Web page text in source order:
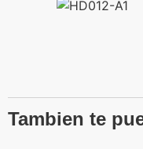
Tambien te